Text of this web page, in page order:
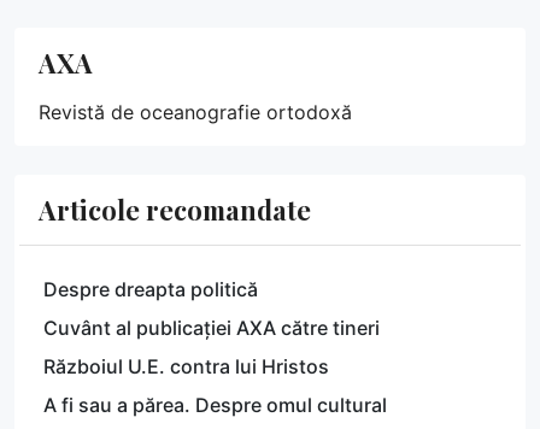
AXA
Revistă de oceanografie ortodoxă
Articole recomandate
Despre dreapta politică
Cuvânt al publicației AXA către tineri
Războiul U.E. contra lui Hristos
A fi sau a părea. Despre omul cultural